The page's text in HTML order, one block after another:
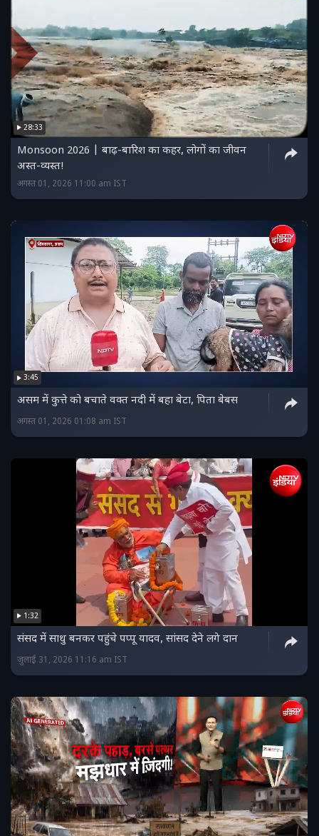
28:33
Monsoon 2026 | बाढ़-बारिश का कहर, लोगों का जीवन
अस्त-व्यस्त!
अगस्त 01, 2026 11:00 am IST
3:45
असम में कुत्ते को बचाते वक्त नदी में बहा बेटा, पिता बेबस
अगस्त 01, 2026 01:08 am IST
1:32
संसद में साधु बनकर पहुंचे पप्पू यादव, सांसद देने लगे दान
जुलाई 31, 2026 11:16 am IST